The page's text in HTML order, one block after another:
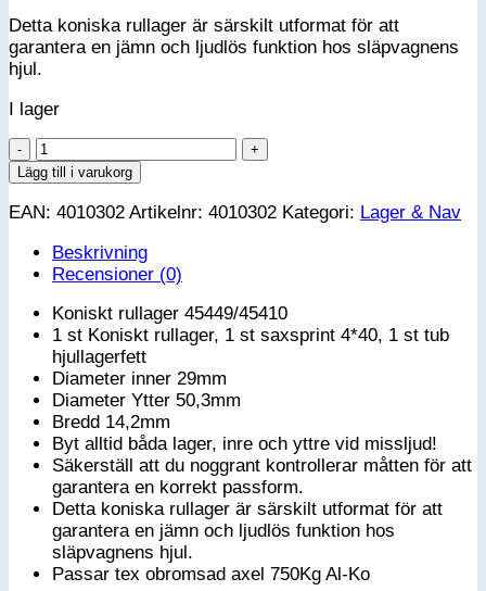
Detta koniska rullager är särskilt utformat för att
garantera en jämn och ljudlös funktion hos släpvagnens
hjul.
I lager
Koniskt
rullager
mängd
Lägg till i varukorg
EAN: 4010302 Artikelnr: 4010302 Kategori: Lager & Nav
Beskrivning
Recensioner (0)
Koniskt rullager 45449/45410
1 st Koniskt rullager, 1 st saxsprint 4*40, 1 st tub
hjullagerfett
Diameter inner 29mm
Diameter Ytter 50,3mm
Bredd 14,2mm
Byt alltid båda lager, inre och yttre vid missljud!
Säkerställ att du noggrant kontrollerar måtten för att
garantera en korrekt passform.
Detta koniska rullager är särskilt utformat för att
garantera en jämn och ljudlös funktion hos
släpvagnens hjul.
Passar tex obromsad axel 750Kg Al-Ko